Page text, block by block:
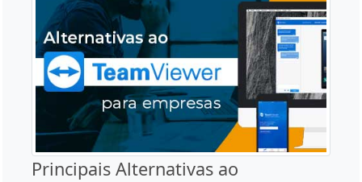
Principais Alternativas ao